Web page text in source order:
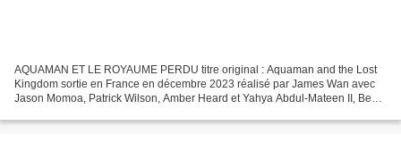
AQUAMAN ET LE ROYAUME PERDU titre original : Aquaman and the Lost
Kingdom sortie en France en décembre 2023 réalisé par James Wan avec
Jason Momoa, Patrick Wilson, Amber Heard et Yahya Abdul-Mateen II, Ben